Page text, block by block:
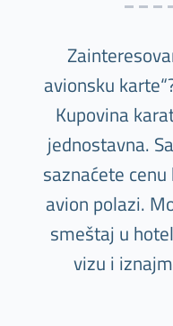
avionsku
Kupovina
jednostavna.
saznaćete
avion polazi.
smeštaj u
vizu i